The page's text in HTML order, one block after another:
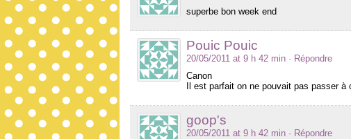
superbe bon week end
Pouic Pouic
20/05/2011 at 9 h 42 min · Répondre
Canon
Il est parfait on ne pouvait pas passer à
goop's
20/05/2011 at 9 h 42 min · Répondre